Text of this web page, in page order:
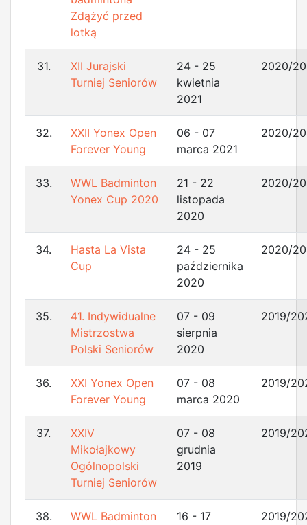
Zdążyć przed
lotką
31.
XII Jurajski
Turniej Seniorów
24 - 25
kwietnia
2021
2020/
32.
XXII Yonex Open
Forever Young
06 - 07
marca 2021
2020/
33.
WWL Badminton
Yonex Cup 2020
21 - 22
listopada
2020
2020/
34.
Hasta La Vista
Cup
24 - 25
października
2020
2020/
35.
41. Indywidualne
Mistrzostwa
Polski Seniorów
07 - 09
sierpnia
2020
2019/
36.
XXI Yonex Open
Forever Young
07 - 08
marca 2020
2019/
37.
XXIV
Mikołajkowy
Ogólnopolski
Turniej Seniorów
07 - 08
grudnia
2019
2019/
38.
WWL Badminton
16 - 17
2019/